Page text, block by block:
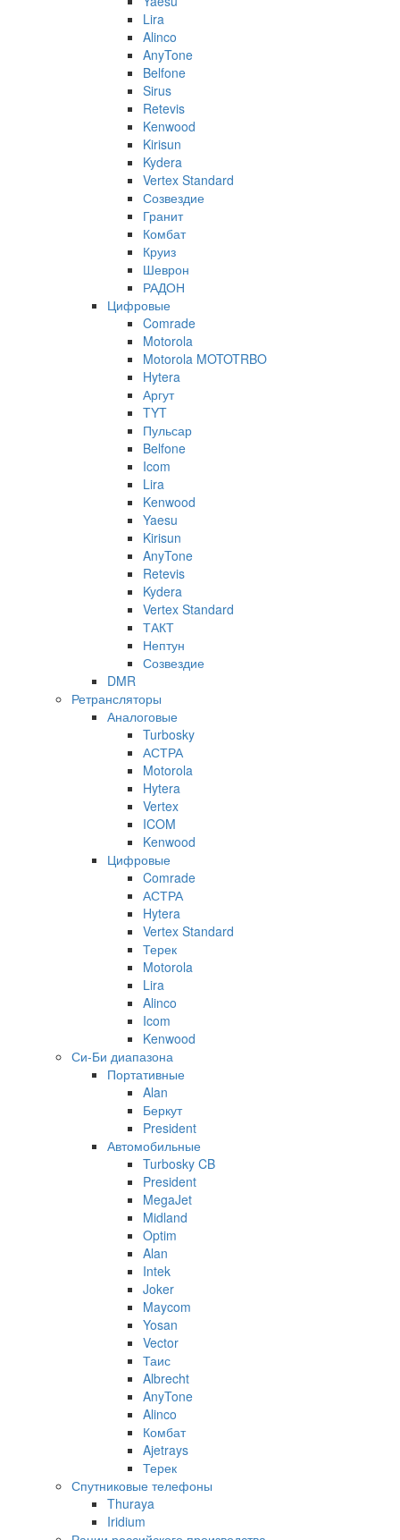
Lira
Alinco
AnyTone
Belfone
Sirus
Retevis
Kenwood
Kirisun
Kydera
Vertex Standard
Созвездие
Гранит
Комбат
Круиз
Шеврон
РАДОН
Цифровые
Comrade
Motorola
Motorola MOTOTRBO
Hytera
Аргут
TYT
Пульсар
Belfone
Icom
Lira
Kenwood
Yaesu
Kirisun
AnyTone
Retevis
Kydera
Vertex Standard
ТАКТ
Нептун
Созвездие
DMR
Ретрансляторы
Аналоговые
Turbosky
АСТРА
Motorola
Hytera
Vertex
ICOM
Kenwood
Цифровые
Comrade
АСТРА
Hytera
Vertex Standard
Терек
Motorola
Lira
Alinco
Icom
Kenwood
Си-Би диапазона
Портативные
Alan
Беркут
President
Автомобильные
Turbosky CB
President
MegaJet
Midland
Optim
Alan
Intek
Joker
Maycom
Yosan
Vector
Таис
Albrecht
AnyTone
Alinco
Комбат
Ajetrays
Терек
Спутниковые телефоны
Thuraya
Iridium